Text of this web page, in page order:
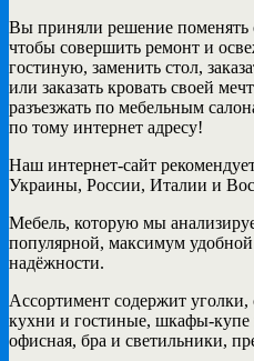
Вы приняли решение поменять
чтобы совершить ремонт и
гостиную, заменить стол,
или заказать кровать своей
разъезжать по мебельным
по тому интернет адресу!
Наш интернет-сайт
Украины, России, Италии и
Мебель, которую мы
популярной, максимум удобной
надёжности.
Ассортимент содержит
кухни и гостиные, шкафы-купе
офисная, бра и светильники,